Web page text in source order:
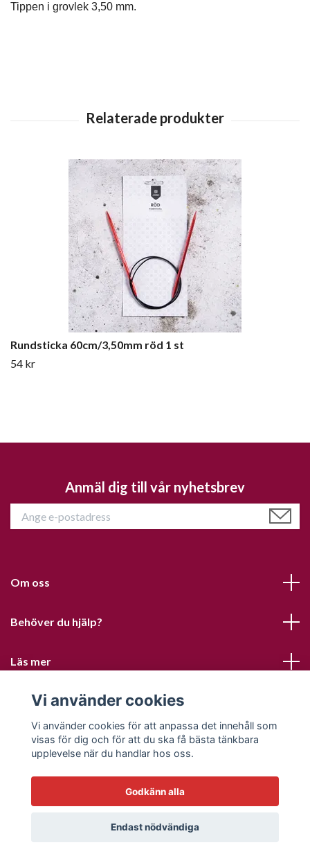
Tippen i grovlek 3,50 mm.
Rundsticka 60cm/3,50mm röd 1 st
54 kr
Anmäl dig till vår nyhetsbrev
Om oss
Behöver du hjälp?
Läs mer
Sociala medier
© 2026 Sofias PysselParadis
Vi använder cookies
Vi använder cookies för att anpassa det innehåll som
visas för dig och för att du ska få bästa tänkbara
upplevelse när du handlar hos oss.
Godkänn alla
Endast nödvändiga